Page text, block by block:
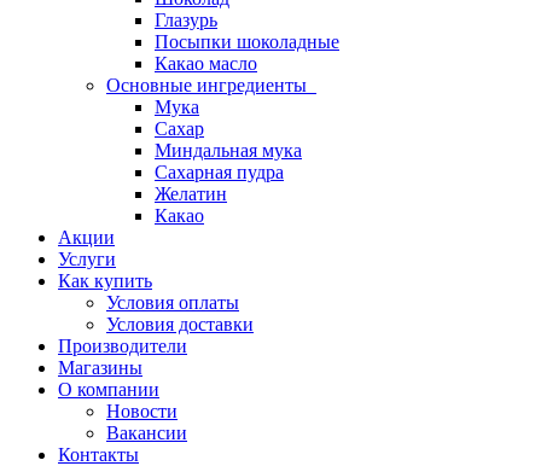
Глазурь
Посыпки шоколадные
Какао масло
Основные ингредиенты
Мука
Сахар
Миндальная мука
Сахарная пудра
Желатин
Какао
Акции
Услуги
Как купить
Условия оплаты
Условия доставки
Производители
Магазины
О компании
Новости
Вакансии
Контакты